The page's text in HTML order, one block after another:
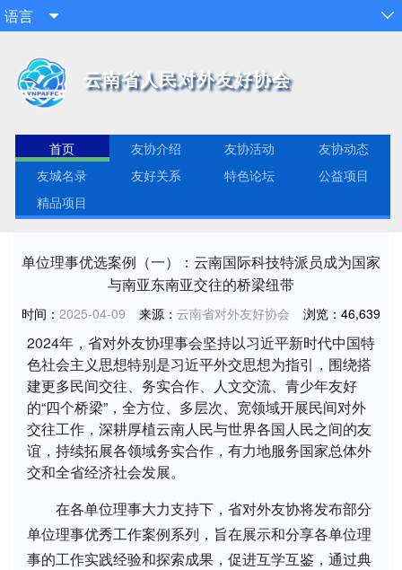
语言  
云南省人民对外友好协会
首页 友协介绍 友协活动
友协动态
友城名录
友好关系 特色论坛
公益项目
精品项目
单位理事优选案例（一）：云南国际科技特派员成为国家
与南亚东南亚交往的桥梁纽带
时间： 2025-04-09 来源： 云南省对外友好协会 浏览： 46,639
2024年，省对外友协理事会坚持以习近平新时代中国特
色社会主义思想特别是习近平外交思想为指引，围绕搭
建更多民间交往、务实合作、人文交流、青少年友好
的“四个桥梁”，全方位、多层次、宽领域开展民间对外
交往工作，深耕厚植云南人民与世界各国人民之间的友
谊，持续拓展各领域务实合作，有力地服务国家总体外
交和全省经济社会发展。
在各单位理事大力支持下，省对外友协将发布部分
单位理事优秀工作案例系列，旨在展示和分享各单位理
事的工作实践经验和探索成果，促进互学互鉴，通过典